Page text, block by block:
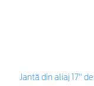
Jantă din aliaj 17"